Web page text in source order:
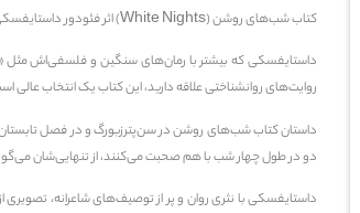
کتاب شب‌های روشن (White Nights) اثر فئودور
داستایفسکی که بیشتر با رمان‌های سنگین و فلسفی‌اش مثل
روایت‌های روانشناختی علاقه دارید، این کتاب یک انتخاب عالی
داستان کتاب شب‌های روشن در سن‌پترزبورگ و در فصل
دو در طول چهار شب با هم صحبت می‌کنند، از تنهایی‌شان
داستایفسکی با نثری روان و پر از توصیف‌های شاعرانه، تصویری